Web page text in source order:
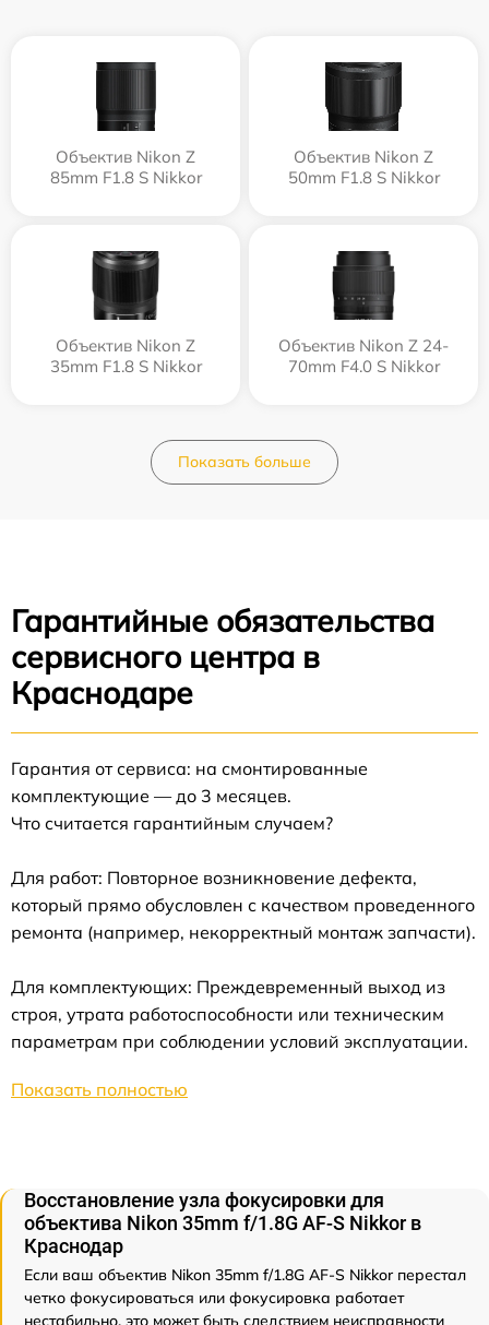
Объектив Nikon Z
85mm F1.8 S Nikkor
Объектив Nikon Z
50mm F1.8 S Nikkor
Объектив Nikon Z
35mm F1.8 S Nikkor
Объектив Nikon Z 24-
70mm F4.0 S Nikkor
Показать больше
Гарантийные обязательства
сервисного центра в
Краснодаре
Гарантия от сервиса: на смонтированные
комплектующие — до 3 месяцев.
Что считается гарантийным случаем?
Для работ: Повторное возникновение дефекта,
который прямо обусловлен с качеством проведенного
ремонта (например, некорректный монтаж запчасти).
Для комплектующих: Преждевременный выход из
строя, утрата работоспособности или техническим
параметрам при соблюдении условий эксплуатации.
Показать полностью
Восстановление узла фокусировки для
объектива Nikon 35mm f/1.8G AF-S Nikkor в
Краснодар
Если ваш объектив Nikon 35mm f/1.8G AF-S Nikkor перестал
четко фокусироваться или фокусировка работает
нестабильно, это может быть следствием неисправности